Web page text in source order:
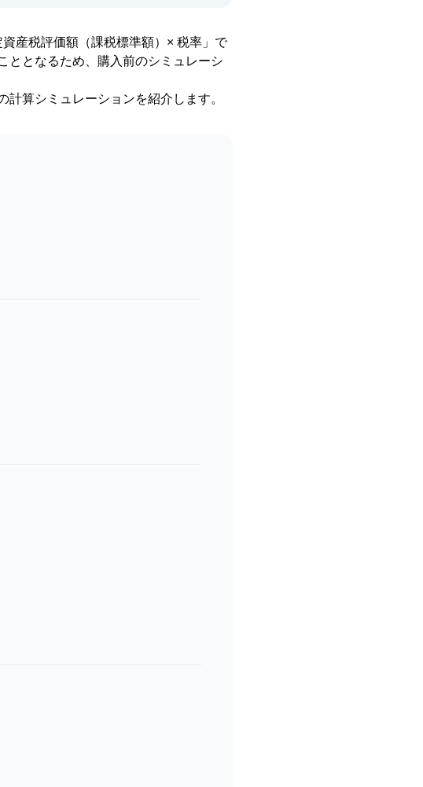
産税評価額（課税標準額）× 税率」で
ととなるため、購入前のシミュレーシ
算シミュレーションを紹介します。